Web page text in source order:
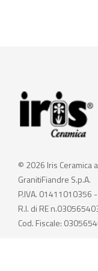
© 2026 Iris Ceramica
GranitiFiandre S.p.A.
P.IVA. 01411010356
R.I. di RE
Cod. Fiscale: